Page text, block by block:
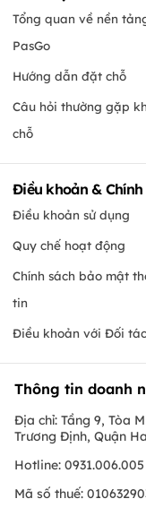
Tổng quan về nền
PasGo
Hướng dẫn đặt chỗ
Câu hỏi thường gặp
chỗ
Điều khoản & Chính
Điều khoản sử dụng
Quy chế hoạt động
Chính sách bảo mật
tin
Điều khoản với Đối tác
Thông tin doanh
Địa chỉ: Tầng 9, Tòa
Trương Định, Quận
Hotline:
Mã số thuế: